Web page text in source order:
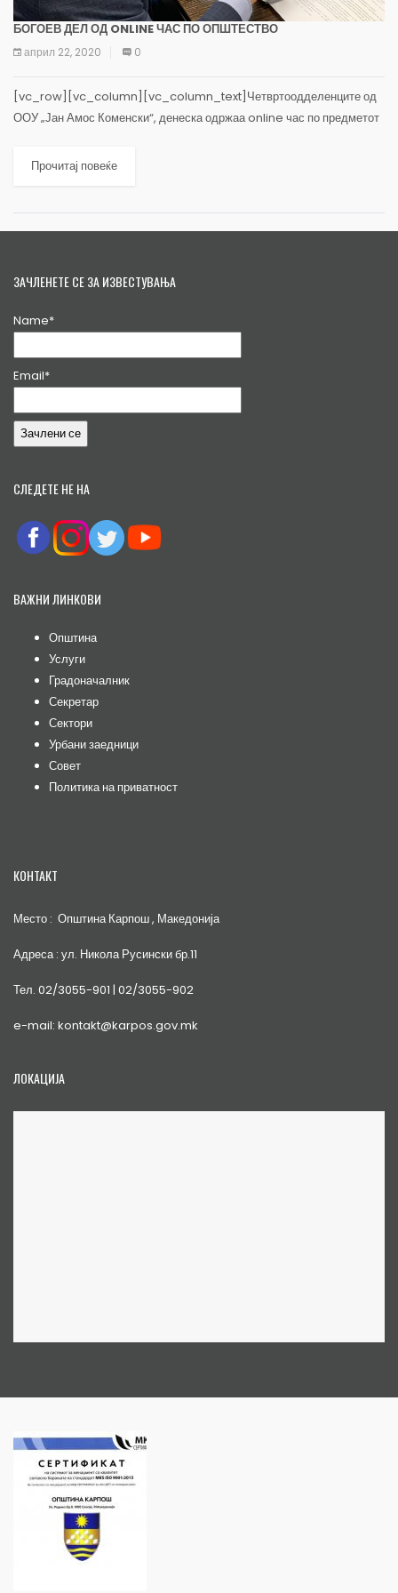
БОГОЕВ ДЕЛ ОД ONLINE ЧАС ПО ОПШТЕСТВО
април 22, 2020 0
[vc_row][vc_column][vc_column_text]Четвртоодделенците од
ООУ „Јан Амос Коменски“, денеска одржаа online час по предметот
Карпош, Стефан Богоев. (more…)
Прочитај повеќе
ЗАЧЛЕНЕТЕ СЕ ЗА ИЗВЕСТУВАЊА
Name*
Email*
СЛЕДЕТЕ НЕ НА
ВАЖНИ ЛИНКОВИ
Општина
Услуги
Градоначалник
Секретар
Сектори
Урбани заедници
Совет
Политика на приватност
КОНТАКТ
Место : Општина Карпош , Македонија
Адреса : ул. Никола Русински бр.11
Тел. 02/3055-901 | 02/3055-902
e-mail: kontakt@karpos.gov.mk
ЛОКАЦИЈА